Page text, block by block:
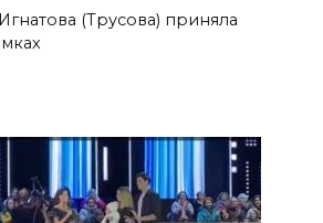
(Трусова) приняла